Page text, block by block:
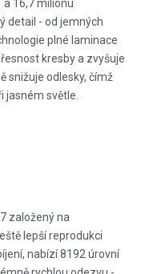
16,7 milionu
detail - od jemných
plné laminace
kresby a zvyšuje
snižuje odlesky, čímž
jasném světle.
založený na
lepší reprodukci
nabízí 8192 úrovní